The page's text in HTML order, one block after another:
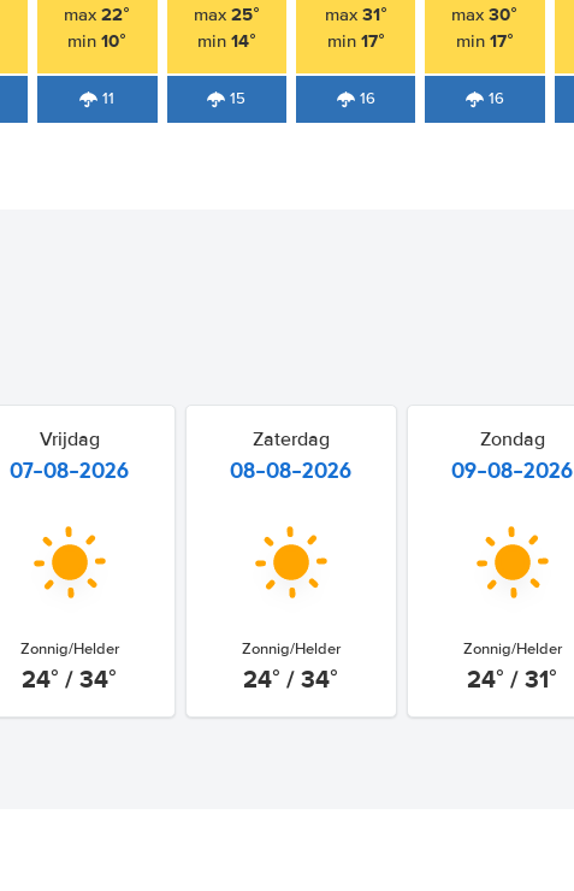
max22°
min10°
11
max 25°
min 14°
15
max 31°
min 17°
16
max30°
min 17°
16
Vrijdag
07-08-2026
Zonnig/Helder
24° / 34°
Zaterdag
08-08-2026
Zonnig/Helder
24° / 34°
Zondag
09-08-2026
Zonnig/Helder
24° / 31°